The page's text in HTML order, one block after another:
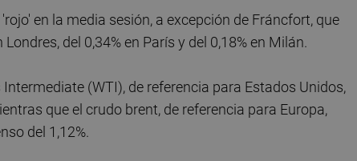
en la media sesión, a excepción de Fráncfort, que
del 0,34% en París y del 0,18% en Milán.
(WTI), de referencia para Estados Unidos,
que el crudo brent, de referencia para Europa,
del 1,12%.